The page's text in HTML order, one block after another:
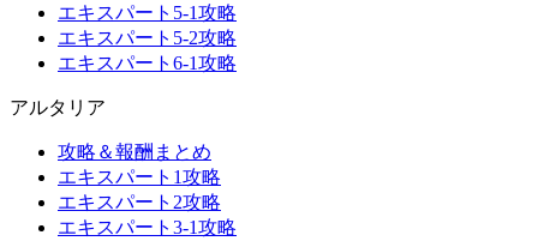
エキスパート5-1攻略
エキスパート5-2攻略
エキスパート6-1攻略
アルタリア
攻略＆報酬まとめ
エキスパート1攻略
エキスパート2攻略
エキスパート3-1攻略